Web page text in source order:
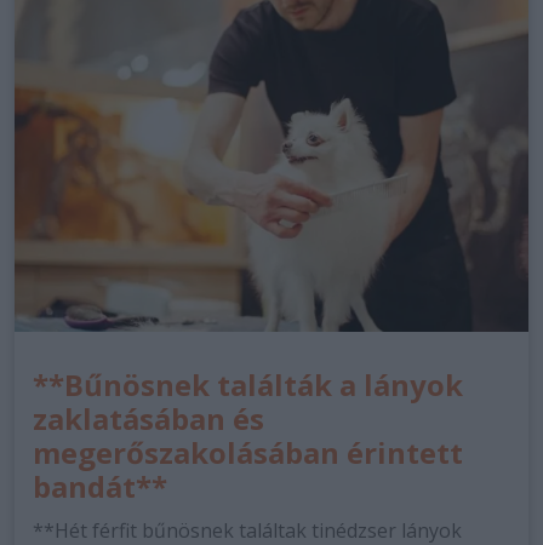
**Bűnösnek találták a lányok
zaklatásában és
megerőszakolásában érintett
bandát**
**Hét férfit bűnösnek találtak tinédzser lányok